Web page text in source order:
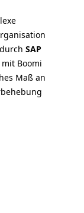
SAP
Boomi
Maß an